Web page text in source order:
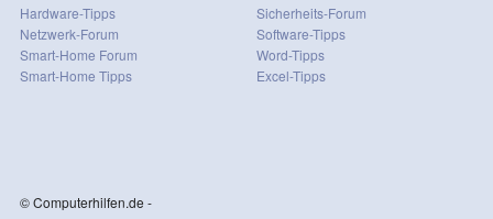
Hardware-Tipps
Netzwerk-Forum
Smart-Home Forum
Smart-Home Tipps
Sicherheits-Forum
Software-Tipps
Word-Tipps
Excel-Tipps
© Computerhilfen.de -